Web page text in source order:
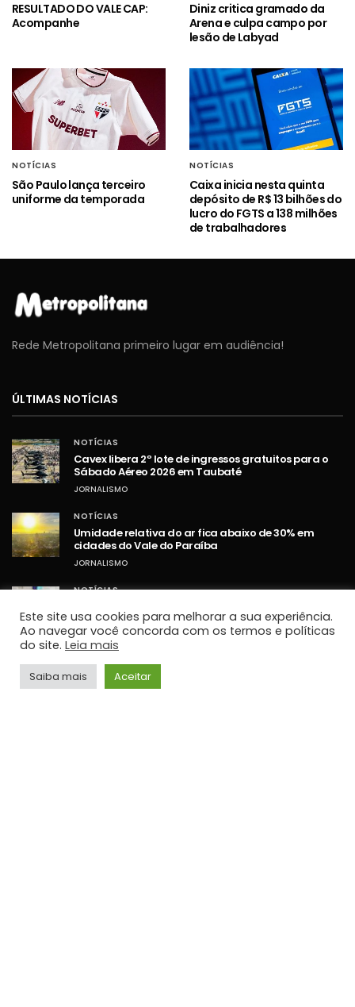
RESULTADO DO VALE CAP:
Acompanhe
Diniz critica gramado da
Arena e culpa campo por
lesão de Labyad
NOTÍCIAS
São Paulo lança terceiro
uniforme da temporada
NOTÍCIAS
Caixa inicia nesta quinta
depósito de R$ 13 bilhões do
lucro do FGTS a 138 milhões
de trabalhadores
Rede Metropolitana primeiro lugar em audiência!
ÚLTIMAS NOTÍCIAS
NOTÍCIAS
Cavex libera 2º lote de ingressos gratuitos para o
Sábado Aéreo 2026 em Taubaté
JORNALISMO
NOTÍCIAS
Umidade relativa do ar fica abaixo de 30% em
cidades do Vale do Paraíba
JORNALISMO
NOTÍCIAS
ampliação da Lei Maria da Penha
JORNALISMO
TOP HITS
Este site usa cookies para melhorar a sua experiência.
Ao navegar você concorda com os termos e políticas
do site. Leia mais
Saiba mais Aceitar